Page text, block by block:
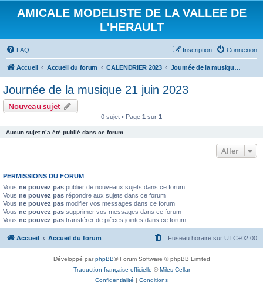
AMICALE MODELISTE DE LA VALLEE DE
L'HERAULT
FAQ Connexion
Inscription
Accueil Accueil du forum CALENDRIER 2023 Journée de la musique 21 juin 2023
Journée de la musique 21 juin 2023
Nouveau sujet
0 sujet • Page 1 sur 1
Aucun sujet n’a été publié dans ce forum.
Aller
PERMISSIONS DU FORUM
Vous ne pouvez pas publier de nouveaux sujets dans ce forum
Vous ne pouvez pas répondre aux sujets dans ce forum
Vous ne pouvez pas modifier vos messages dans ce forum
Vous ne pouvez pas supprimer vos messages dans ce forum
Vous ne pouvez pas transférer de pièces jointes dans ce forum
Accueil Accueil du forum Fuseau horaire sur UTC+02:00
Développé parphpBB® Forum Software © phpBB Limited
Traduction française officielle ©Miles Cellar
Confidentialité | Conditions